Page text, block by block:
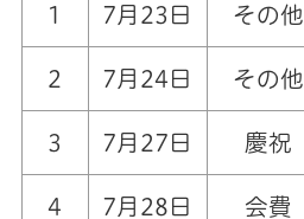
1 7月23日 その他
2 7月24日 その他
3 7月27日 慶祝
4 7月28日 会費